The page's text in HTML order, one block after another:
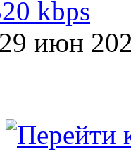
kbps
июн